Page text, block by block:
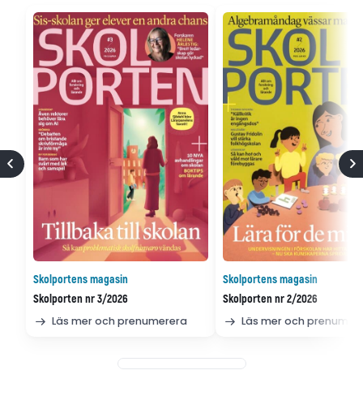
Skolportens magasin
Skolporten nr 3/2026
Läs mer och prenumerera
Skolportens magasin
Skolporten nr 2/2026
Läs mer och